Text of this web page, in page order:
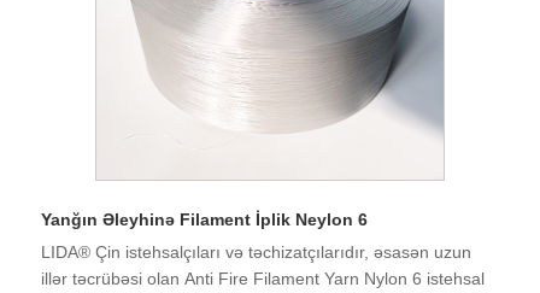
Yanğın Əleyhinə Filament İplik Neylon 6
LIDA® Çin istehsalçıları və təchizatçılarıdır, əsasən uzun
illər təcrübəsi olan Anti Fire Filament Yarn Nylon 6 istehsal